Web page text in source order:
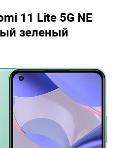
11 Lite 5G NE
зеленый